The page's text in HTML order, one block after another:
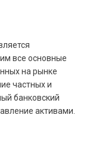
все основные
на рынке
частных и
банковский
активами.